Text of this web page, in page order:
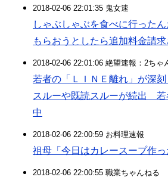
2018-02-06 22:01:35 鬼女速
しゃぶしゃぶを食べに行った
もらおうとしたら追加料金請求
2018-02-06 22:01:06 絶望速報：2ちゃ
若者の「ＬＩＮＥ離れ」が深
スルーや既読スルーが続出 若
中
2018-02-06 22:00:59 お料理速報
祖母「今日はカレースープ作っ
2018-02-06 22:00:55 職業ちゃんねる